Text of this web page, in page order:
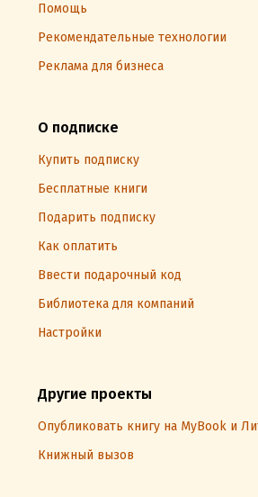
Помощь
Рекомендательные технологии
Реклама для бизнеса
О подписке
Купить подписку
Бесплатные книги
Подарить подписку
Как оплатить
Ввести подарочный код
Библиотека для компаний
Настройки
Другие проекты
Опубликовать книгу на MyBook и
Книжный вызов